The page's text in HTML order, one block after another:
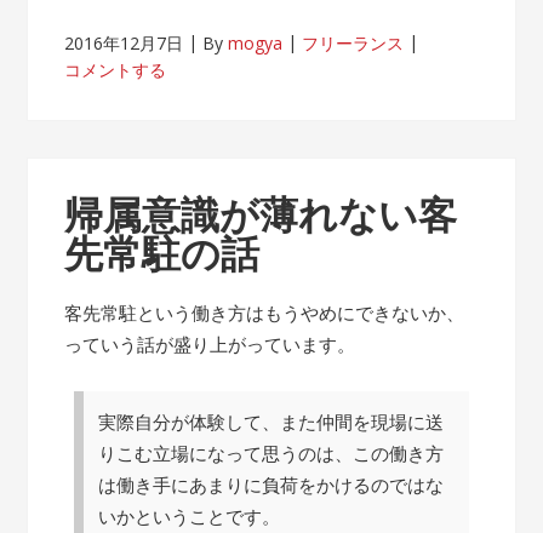
2016年12月7日 Bymogya
フリーランス
コメントする
帰属意識が薄れない客
先常駐の話
客先常駐という働き方はもうやめにできないか、
っていう話が盛り上がっています。
実際自分が体験して、また仲間を現場に送
りこむ立場になって思うのは、この働き方
は働き手にあまりに負荷をかけるのではな
いかということです。